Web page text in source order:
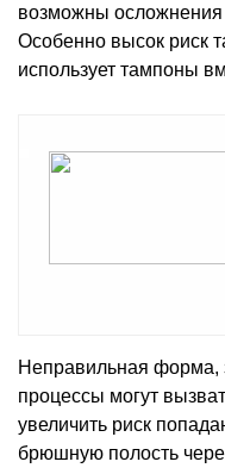
возможны осложнения
Особенно высок риск
использует тампоны
Неправильная форма,
процессы могут
увеличить риск
брюшную полость